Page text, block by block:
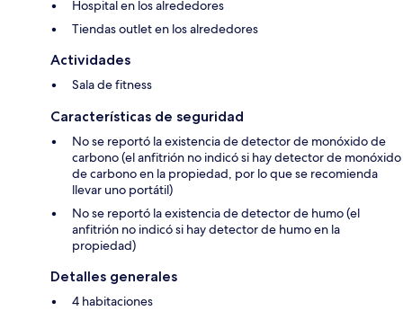
Hospital en los alrededores
Tiendas outlet en los alrededores
Actividades
Sala de fitness
Características de seguridad
No se reportó la existencia de detector de monóxido de
carbono (el anfitrión no indicó si hay detector de monóxido
de carbono en la propiedad, por lo que se recomienda
llevar uno portátil)
No se reportó la existencia de detector de humo (el
anfitrión no indicó si hay detector de humo en la
propiedad)
Detalles generales
4 habitaciones